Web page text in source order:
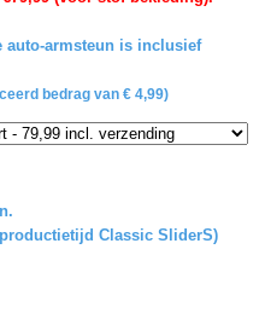
auto-armsteun is inclusief
bedrag van € 4,99)
Classic SliderS)